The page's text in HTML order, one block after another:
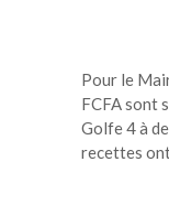
Pour le
FCFA sont
Golfe 4 à
recettes